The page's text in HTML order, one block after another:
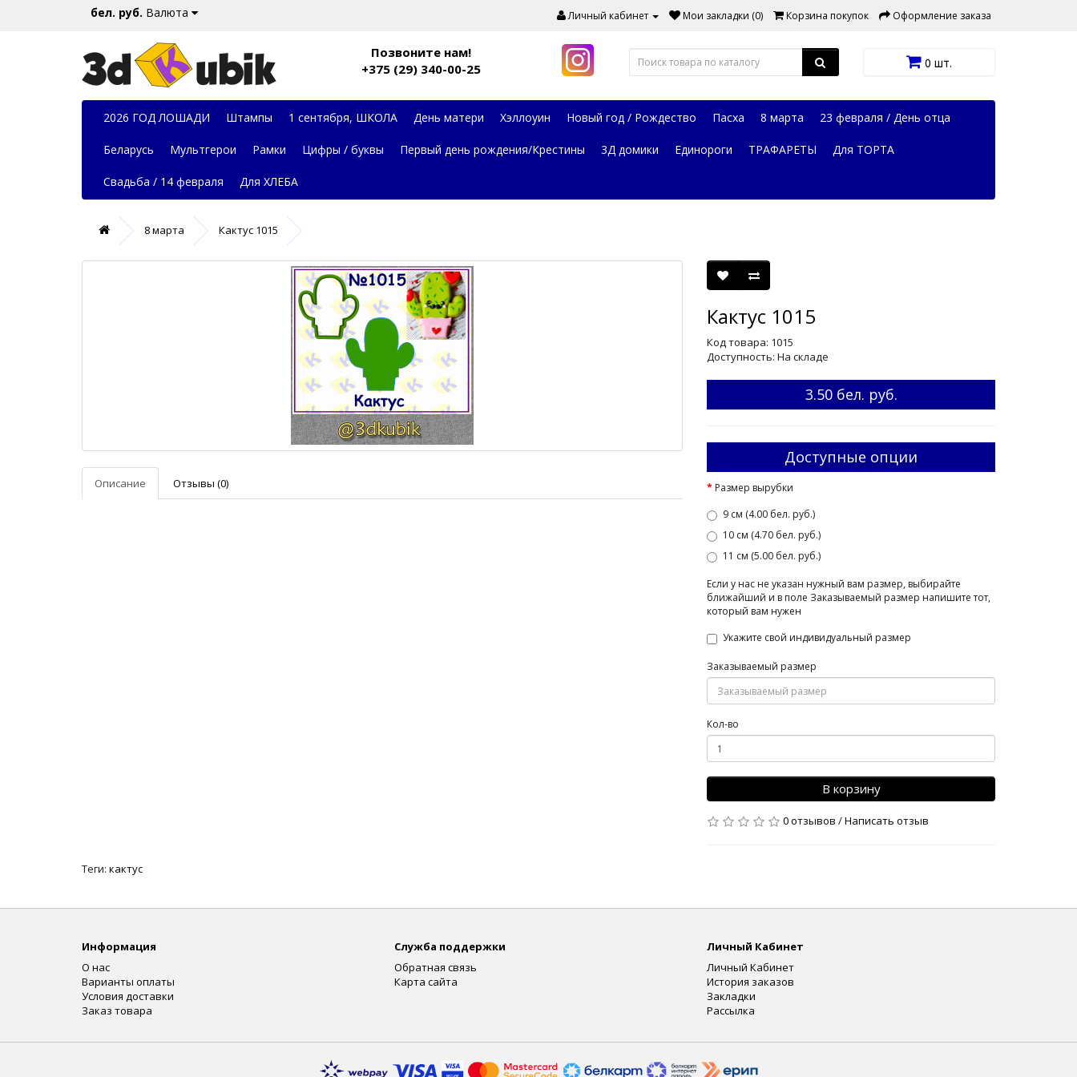
бел. руб. Валюта Личный кабинет Мои закладки (0) Корзина покупок Оформление заказа
Позвоните нам!
+375 (29) 340-00-25
0 шт.
2026 ГОД ЛОШАДИ Штампы 1 сентября, ШКОЛА День матери Хэллоуин Новый год / Рождество Пасха 8 марта 23 февраля / День отца
Беларусь Мультгерои Рамки Цифры / буквы Первый день рождения/Крестины 3Д домики Единороги ТРАФАРЕТЫ Для ТОРТА
Свадьба / 14 февраля Для ХЛЕБА
8 марта Кактус 1015
Описание Отзывы (0)
Кактус 1015
Код товара: 1015
Доступность: На складе
3.50 бел. руб.
Доступные опции
Размер вырубки
9 см (4.00 бел. руб.)
10 см (4.70 бел. руб.)
11 см (5.00 бел. руб.)
Если у нас не указан нужный вам размер, выбирайте
ближайший и в поле Заказываемый размер напишите тот,
который вам нужен
Укажите свой индивидуальный размер
Заказываемый размер
Кол-во
В корзину
0 отзывов /Написать отзыв
Теги: кактус
Информация
О нас
Варианты оплаты
Условия доставки
Заказ товара
Служба поддержки
Обратная связь
Карта сайта
Личный Кабинет
Личный Кабинет
История заказов
Закладки
Рассылка